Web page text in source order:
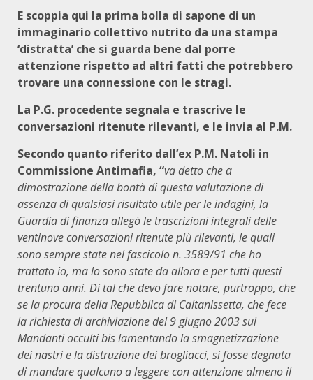
E scoppia qui la prima bolla di sapone di un
immaginario collettivo nutrito da una stampa
‘distratta’ che si guarda bene dal porre
attenzione rispetto ad altri fatti che potrebbero
trovare una connessione con le stragi.
La P.G. procedente segnala e trascrive le
conversazioni ritenute rilevanti, e le invia al P.M.
Secondo quanto riferito dall’ex P.M. Natoli in
Commissione Antimafia, “va detto che a
dimostrazione della bontà di questa valutazione di
assenza di qualsiasi risultato utile per le indagini, la
Guardia di finanza allegò le trascrizioni integrali delle
ventinove conversazioni ritenute più rilevanti, le quali
sono sempre state nel fascicolo n. 3589/91 che ho
trattato io, ma lo sono state da allora e per tutti questi
trentuno anni. Di tal che devo fare notare, purtroppo, che
se la procura della Repubblica di Caltanissetta, che fece
la richiesta di archiviazione del 9 giugno 2003 sui
Mandanti occulti bis lamentando la smagnetizzazione
dei nastri e la distruzione dei brogliacci, si fosse degnata
di mandare qualcuno a leggere con attenzione almeno il